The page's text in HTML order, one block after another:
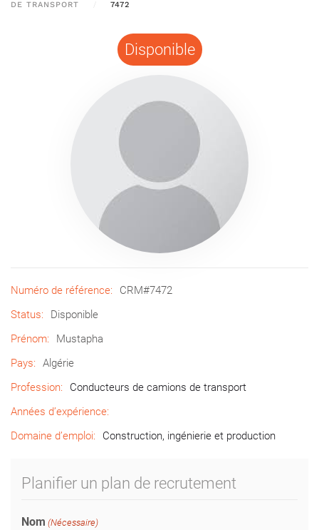
DE TRANSPORT
7472
Disponible
Numéro de référence:
CRM#7472
Status:
Disponible
Prénom:
Mustapha
Pays:
Algérie
Profession:
Conducteurs de camions de transport
Années d’expérience:
Domaine d’emploi:
Construction, ingénierie et production
Planifier un plan de recrutement
Nom (Nécessaire)